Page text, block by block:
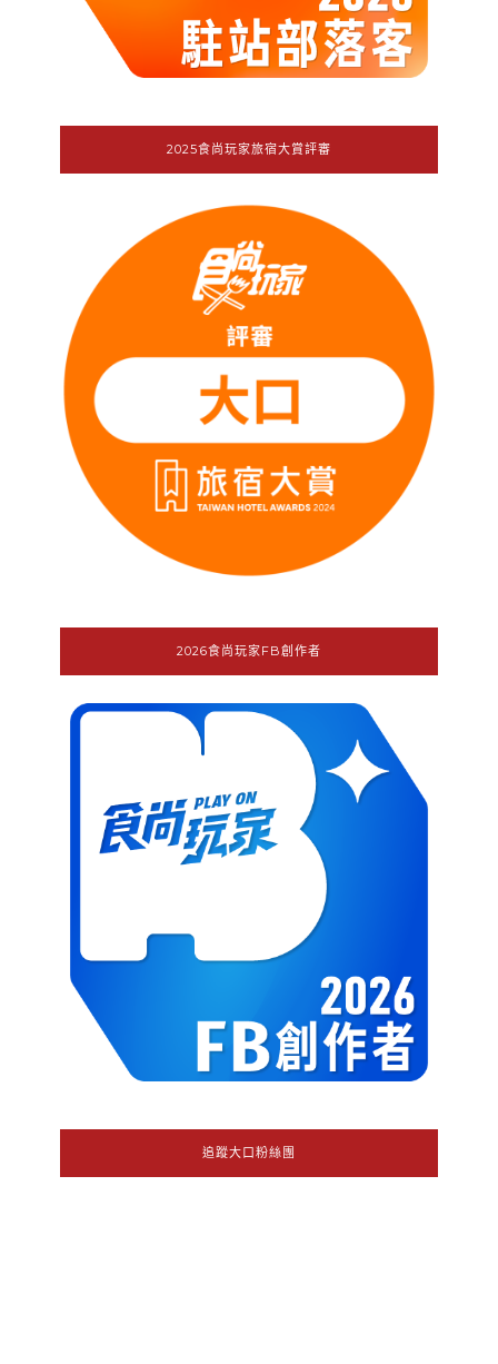
2025食尚玩家旅宿大賞評審
2026食尚玩家FB創作者
追蹤大口粉絲團